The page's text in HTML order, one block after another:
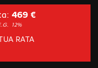
469 €
12%
RATA